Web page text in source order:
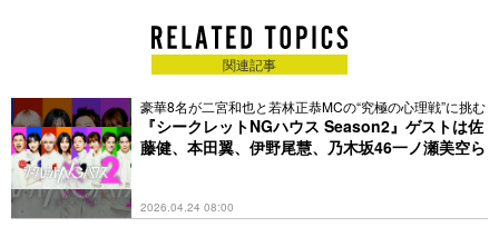
関連記事
豪華8名が二宮和也と若林正恭MCの“究極の心理戦”に挑む
『シークレットNGハウス Season2』ゲストは佐
藤健、本田翼、伊野尾慧、乃木坂46一ノ瀬美空ら
2026.04.24 08:00